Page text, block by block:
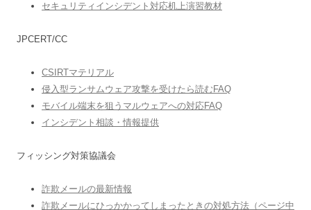
セキュリティインシデント対応机上演習教材
JPCERT/CC
CSIRTマテリアル
侵入型ランサムウェア攻撃を受けたら読むFAQ
モバイル端末を狙うマルウェアへの対応FAQ
インシデント相談・情報提供
フィッシング対策協議会
詐欺メールの最新情報
詐欺メールにひっかかってしまったときの対処方法（ページ中